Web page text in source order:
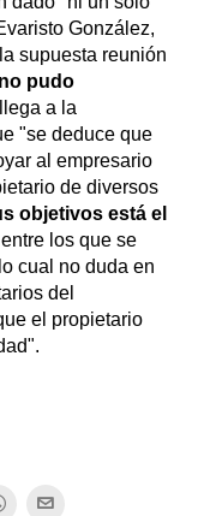
González,
supuesta reunión
pudo
a la
"se deduce que
al empresario
de diversos
objetivos está el
los que se
cual no duda en
del
el propietario